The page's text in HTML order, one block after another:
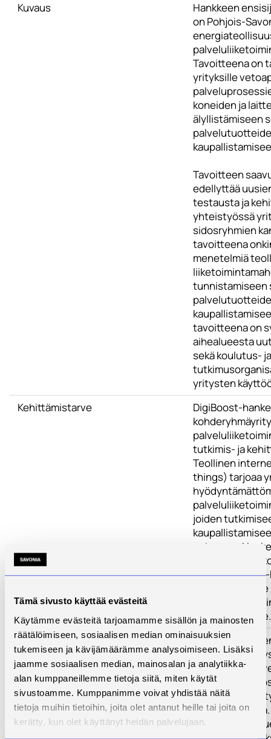
Tämä sivusto käyttää evästeitä
Käytämme evästeitä tarjoamamme sisällön ja mainosten
räätälöimiseen, sosiaalisen median ominaisuuksien
tukemiseen ja kävijämäärämme analysoimiseen. Lisäksi
jaamme sosiaalisen median, mainosalan ja analytiikka-
alan kumppaneillemme tietoja siitä, miten käytät
sivustoamme. Kumppanimme voivat yhdistää näitä
tietoja muihin tietoihin, joita olet antanut heille tai joita on
kerätty, kun olet käyttänyt heidän palvelujaan.
Kuvaus
Hankkeen
on Pohjois-
Tavoitteena on
yrityksille
koneiden ja
älyllistämiseen
Tavoitteen
edellyttää
testausta ja
yhteistyössä
sidosryhmien
tavoitteena
menetelmiä
tunnistamiseen
tavoitteena on
aihealueesta
sekä koulutus- ja
yritysten
Kehittämistarve
DigiBoost-
tutkimis- ja
Teollinen
things) tarjoaa
joiden
vetoapua.
Leka- ja
yrityslähtöiselle
kehittämistyölle.
Toimenpiteet
Hankkeen
on suoraan
tehtävässä,
ja
toteutetaan
toimenpiteitä